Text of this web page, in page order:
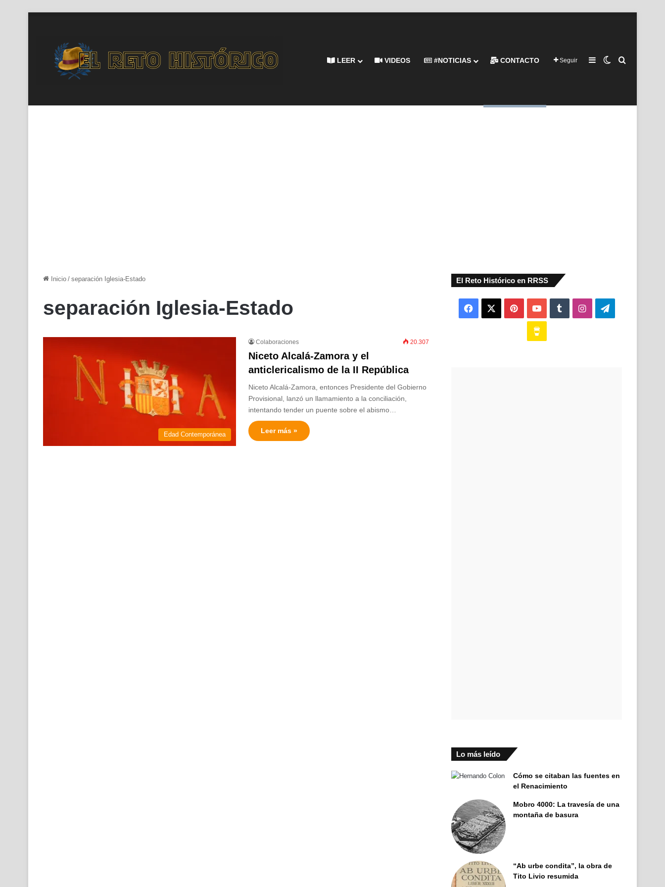
LEER VIDEOS #NOTICIAS CONTACTO Seguir Barra lateral
Switch skin
Inicio / separación Iglesia-Estado
separación Iglesia-Estado
Edad Contemporánea
Colaboraciones 20.307
Niceto Alcalá-Zamora y el
anticlericalismo de la II República
Niceto Alcalá-Zamora, entonces Presidente del Gobierno
Provisional, lanzó un llamamiento a la conciliación,
intentando tender un puente sobre el abismo…
Leer más »
El Reto Histórico en RRSS
Facebook PinterestYouTubeTumblrInstagramTelegram
Lo más leído
Cómo se citaban las fuentes en
el Renacimiento
Mobro 4000: La travesía de una
montaña de basura
“Ab urbe condita”, la obra de
Tito Livio resumida